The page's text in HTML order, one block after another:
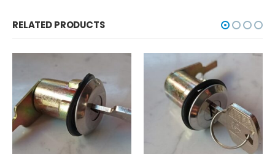
RELATED PRODUCTS